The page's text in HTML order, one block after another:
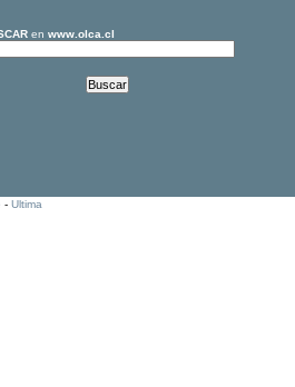
en www.olca.cl
- Ultima